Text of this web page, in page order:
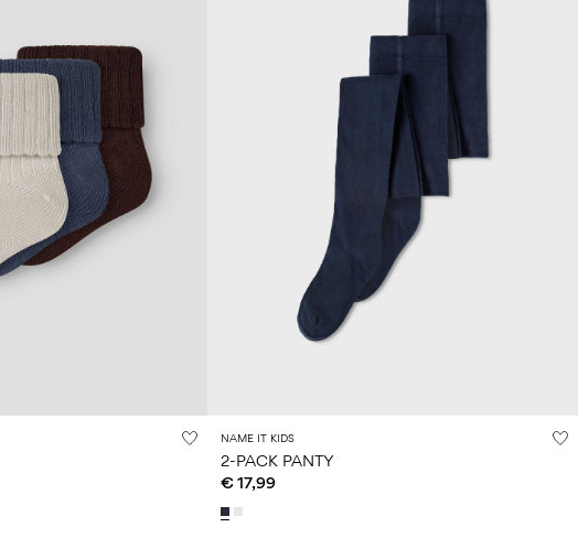
NAME IT KIDS
2-PACK PANTY
€ 17,99